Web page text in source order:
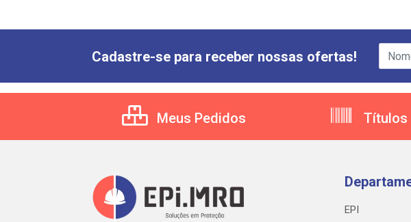
Cadastre-se para receber nossas ofertas!
Meus Pedidos Títulos
EPI